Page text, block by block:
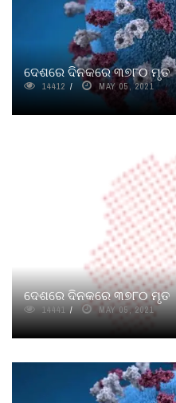
ଦେଶରେ ଦିନକରେ ୩୭୮୦ ମୃତ
14412 MAY 05, 2021
ଦେଶରେ ଦିନକରେ ୩୭୮୦ ମୃତ
14441 MAY 05, 2021